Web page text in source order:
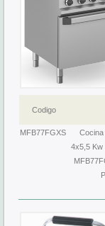
Codigo
MFB77FGXS
4x5,5 Kw